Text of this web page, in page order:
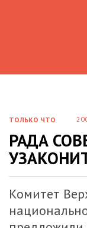
ТОЛЬКО ЧТО
РАДА
Комитет